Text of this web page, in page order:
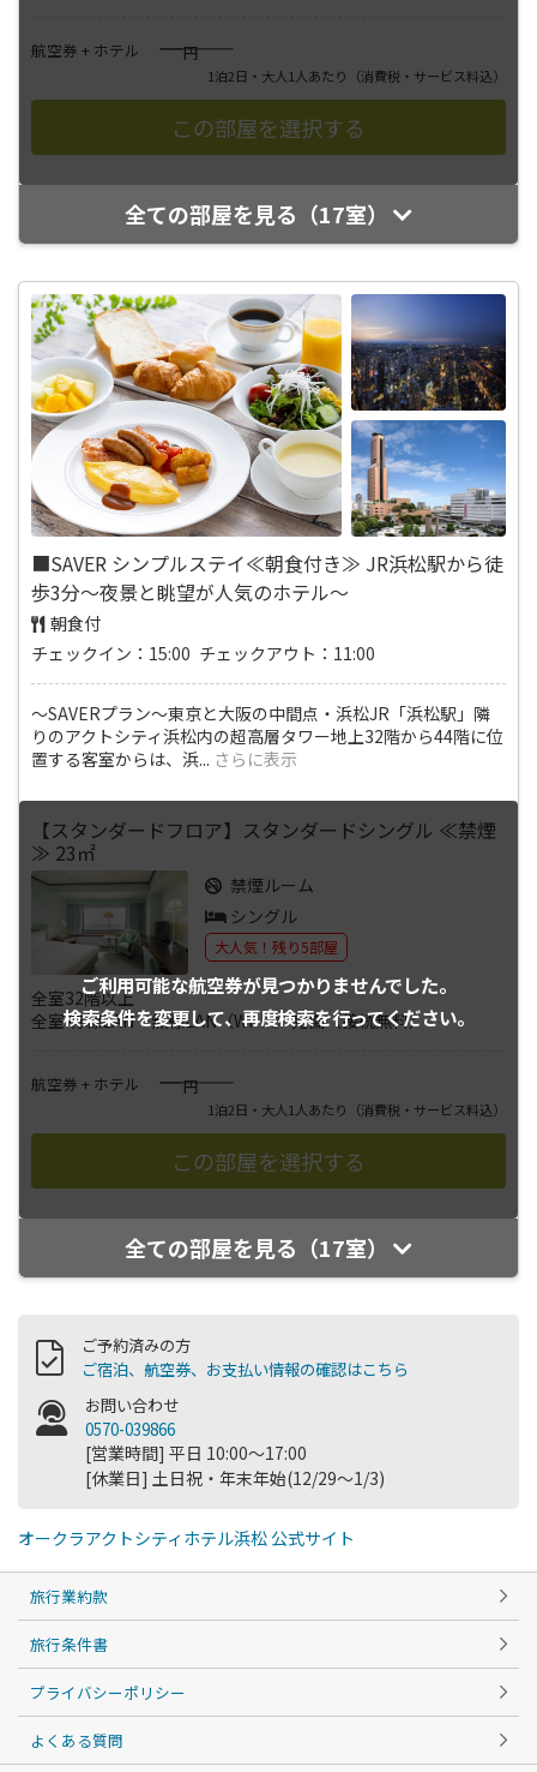
航空券 + ホテル ――――円
1泊2日・大人1人あたり （消費税・サービス料込）
全ての部屋を見る（17室）
■SAVER シンプルステイ≪朝食付き≫ JR浜松駅から徒
歩3分～夜景と眺望が人気のホテル～
朝食付
チェックイン：15:00 チェックアウト：11:00
～SAVERプラン～東京と大阪の中間点・浜松JR「浜松駅」隣
りのアクトシティ浜松内の超高層タワー地上32階から44階に位
置する客室からは、浜... さらに表示
ご利用可能な航空券が見つかりませんでした。
検索条件を変更して、再度検索を行ってください。
【スタンダードフロア】スタンダードシングル ≪禁煙
≫ 23㎡
禁煙ルーム
シングル
大人気！残り5部屋
全室32階以上
全室 有線LAN・無線LAN（Wi-Fi）完備（接続無料）
航空券 + ホテル ――――円
1泊2日・大人1人あたり （消費税・サービス料込）
全ての部屋を見る（17室）
ご予約済みの方
ご宿泊、航空券、お支払い情報の確認はこちら
お問い合わせ
0570-039866
[営業時間] 平日 10:00～17:00
[休業日] 土日祝・年末年始(12/29～1/3)
オークラアクトシティホテル浜松 公式サイト
旅行業約款
旅行条件書
プライバシーポリシー
よくある質問